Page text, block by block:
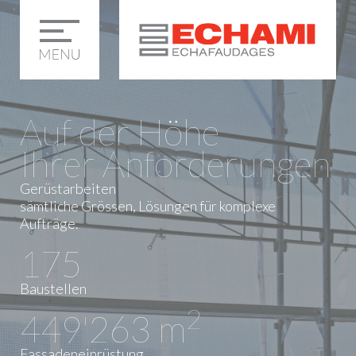
Auf der Höhe
Ihrer Anforderungen
Gerüstarbeiten
sämtliche Grössen, Lösungen für komplexe
Aufträge.
175
Baustellen
449'263m2